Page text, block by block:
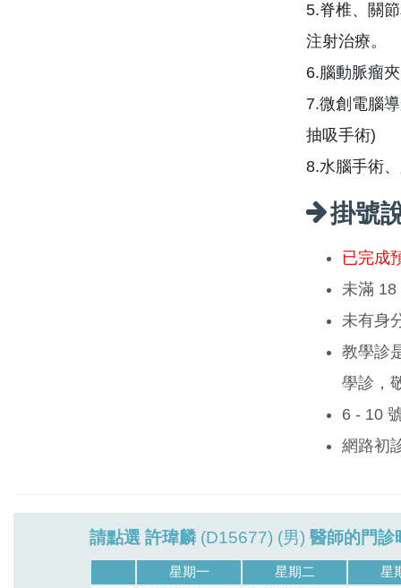
5.脊椎、關
注射治療。
6.腦動脈瘤
7.微創電腦
抽吸手術)
8.水腦手術
掛號
已完成
未滿 18
未有身
教學診
學診，
6 - 10
網路初